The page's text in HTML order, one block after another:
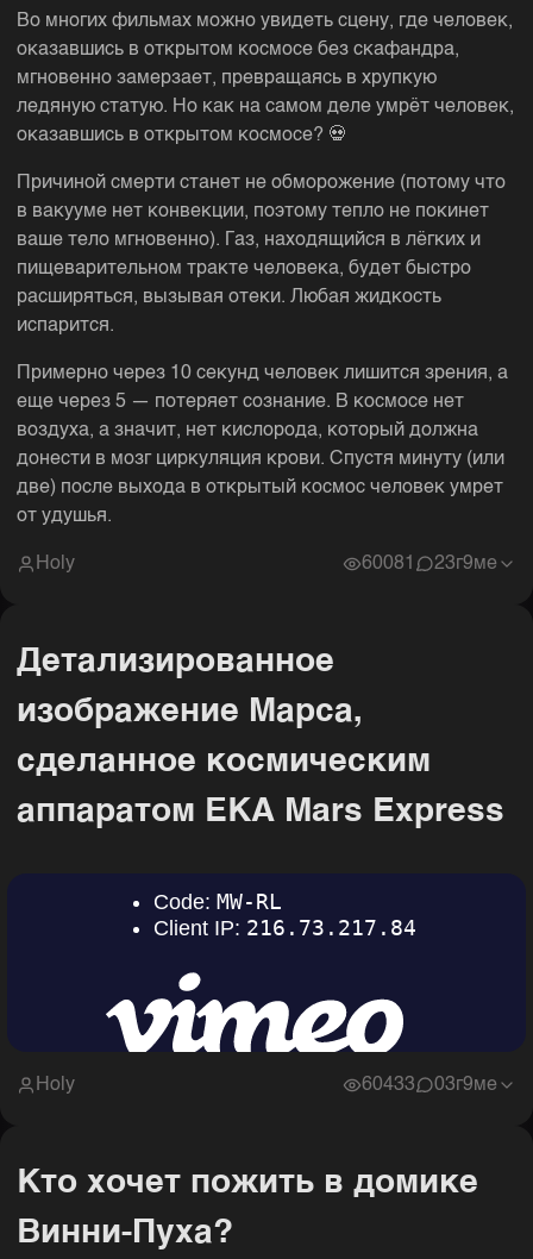
Во многих фильмах можно увидеть сцену, где человек,
оказавшись в открытом космосе без скафандра,
мгновенно замерзает, превращаясь в хрупкую
ледяную статую. Но как на самом деле умрёт человек,
оказавшись в открытом космосе? 💀
Причиной смерти станет не обморожение (потому что
в вакууме нет конвекции, поэтому тепло не покинет
ваше тело мгновенно). Газ, находящийся в лёгких и
пищеварительном тракте человека, будет быстро
расширяться, вызывая отеки. Любая жидкость
испарится.
Примерно через 10 секунд человек лишится зрения, а
еще через 5 — потеряет сознание. В космосе нет
воздуха, а значит, нет кислорода, который должна
донести в мозг циркуляция крови. Спустя минуту (или
две) после выхода в открытый космос человек умрет
от удушья.
Holy 60081 23г9ме
Детализированное
изображение Марса,
сделанное космическим
аппаратом ЕКА Mars Express
Holy 60433 03г9ме
Кто хочет пожить в домике
Винни-Пуха?